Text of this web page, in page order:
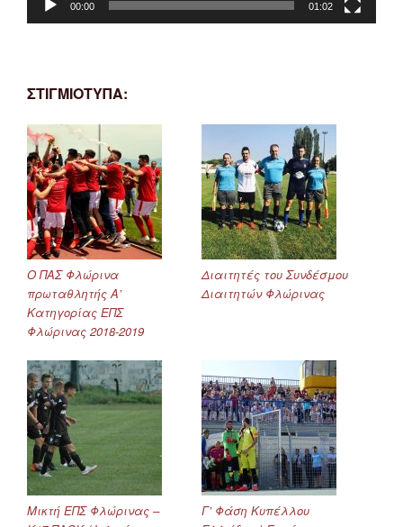
00:00 01:02
ΣΤΙΓΜΙΟΤΥΠΑ:
Ο ΠΑΣ Φλώρινα
πρωταθλητής Α’
Κατηγορίας ΕΠΣ
Φλώρινας 2018-2019
Διαιτητές του Συνδέσμου
Διαιτητών Φλώρινας
Μικτή ΕΠΣ Φλώρινας –
Γ’ Φάση Κυπέλλου